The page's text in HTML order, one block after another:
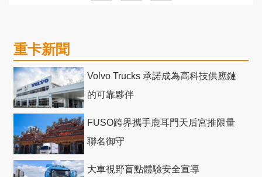
重卡新聞
Volvo Trucks 承諾成為高科技供應鏈
的可靠夥伴
FUSO跨界攜手鹿耳門天后宮推限量
聯名御守
大車視野盲點體驗安全宣導